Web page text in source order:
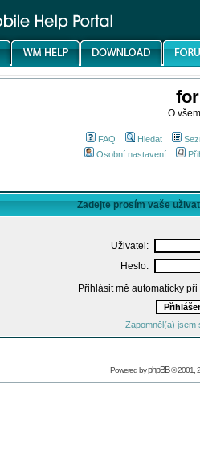
O
FAQ Hledat
Osobní nastavení
Zadejte prosím vaše
Uživatel:
Heslo:
Přihlásit mě automaticky
Zapomněl(a) jsem
Powered byphpBB© 2001,